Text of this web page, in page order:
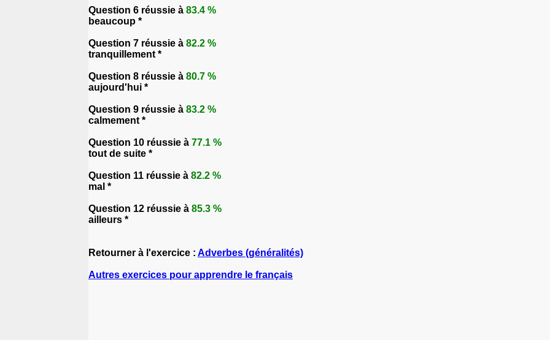
Question 6 réussie à 83.4 %
beaucoup *
Question 7 réussie à 82.2 %
tranquillement *
Question 8 réussie à 80.7 %
aujourd'hui *
Question 9 réussie à 83.2 %
calmement *
Question 10 réussie à 77.1 %
tout de suite *
Question 11 réussie à 82.2 %
mal *
Question 12 réussie à 85.3 %
ailleurs *
Retourner à l'exercice : Adverbes (généralités)
Autres exercices pour apprendre le français